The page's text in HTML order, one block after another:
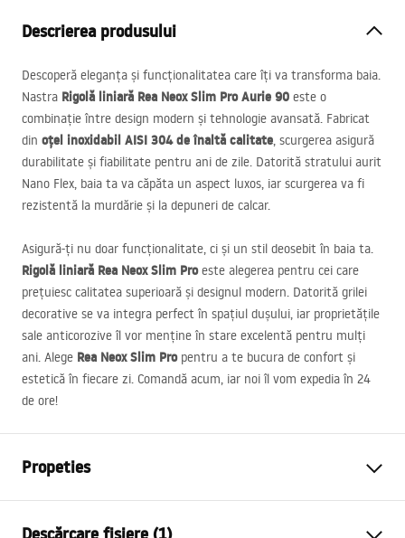
Descrierea produsului
Descoperă eleganța și funcționalitatea care îți va transforma baia.
Nastra Rigolă liniară Rea Neox Slim Pro Aurie 90 este o
combinație între design modern și tehnologie avansată. Fabricat
din oțel inoxidabil AISI 304 de înaltă calitate, scurgerea asigură
durabilitate și fiabilitate pentru ani de zile. Datorită stratului aurit
Nano Flex, baia ta va căpăta un aspect luxos, iar scurgerea va fi
rezistentă la murdărie și la depuneri de calcar.
Asigură-ți nu doar funcționalitate, ci și un stil deosebit în baia ta.
Rigolă liniară Rea Neox Slim Proeste alegerea pentru cei care
prețuiesc calitatea superioară și designul modern. Datorită grilei
decorative se va integra perfect în spațiul dușului, iar proprietățile
sale anticorozive îl vor menține în stare excelentă pentru mulți
ani. Alege Rea Neox Slim Propentru a te bucura de confort și
estetică în fiecare zi. Comandă acum, iar noi îl vom expedia în 24
de ore!
Propeties